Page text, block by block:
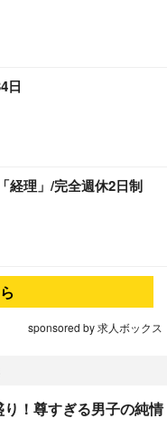
日
経理」/完全週休2日制
sponsored by 求人ボックス
！尊すぎる男子の純情